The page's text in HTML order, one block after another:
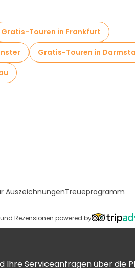
Gratis-Touren in Frankfurt
Gratis-Touren in
AuszeichnungenTreueprogramm
Rezensionen powered by
Ihre Serviceanfragen über die